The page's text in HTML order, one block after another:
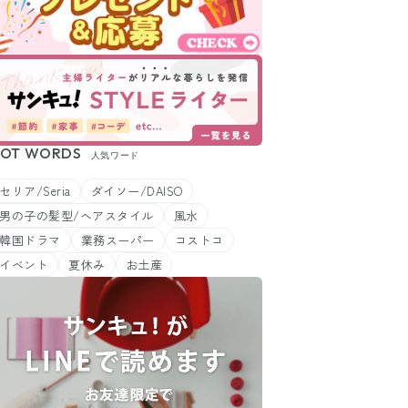
WORDS 人気ワード
セリア/Seria
ダイソー/DAISO
男の子の髪型/ヘアスタイル
風水
韓国ドラマ
業務スーパー
コストコ
イベント
夏休み お土産